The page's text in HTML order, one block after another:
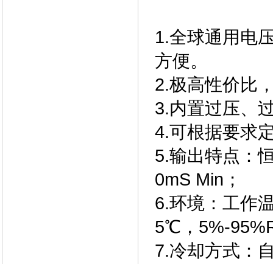
1.全球通用电
方便。
2.极高性价比
3.内置过压、
4.可根据要求
5.输出特点：
0mS Min；
6.环境：工作
5℃，5%-
7.冷却方式：